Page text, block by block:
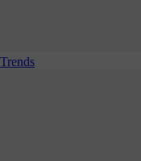
Trends